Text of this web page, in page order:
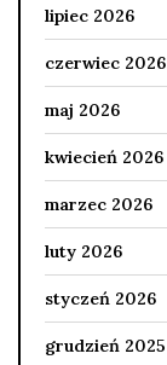
lipiec 2026
czerwiec 2026
maj 2026
kwiecień 2026
marzec 2026
luty 2026
styczeń 2026
grudzień 2025